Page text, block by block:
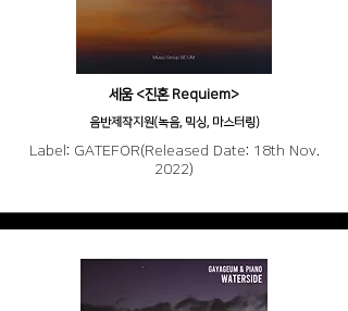
세움 <진혼 Requiem>
음반제작지원(녹음, 믹싱, 마스터링)
Label: GATEFOR(Released Date: 18th Nov.
2022)